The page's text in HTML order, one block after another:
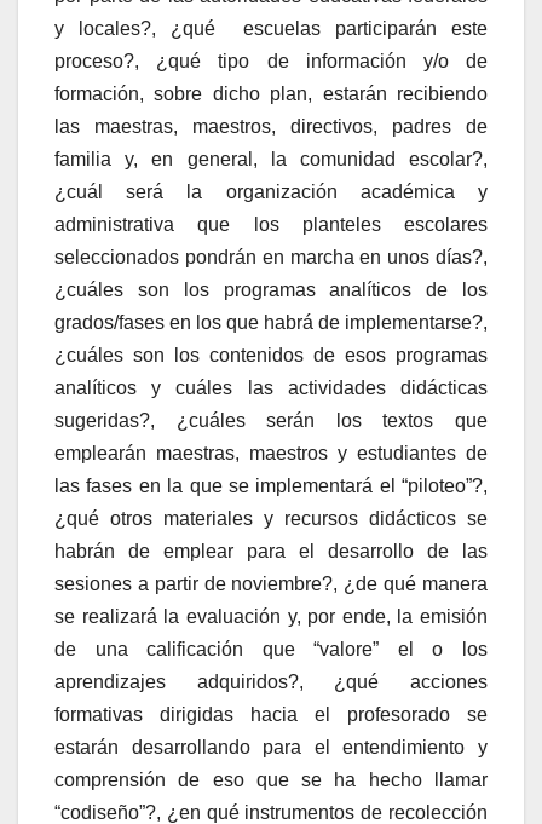
y locales?, ¿qué
escuelas participarán este
proceso?, ¿qué tipo de información y/o de
formación, sobre dicho plan, estarán recibiendo
las maestras, maestros, directivos, padres de
familia y, en general, la comunidad escolar?,
¿cuál será la organización académica y
administrativa que los planteles escolares
seleccionados pondrán en marcha en unos días?,
¿cuáles son los programas analíticos de los
grados/fases en los que habrá de implementarse?,
¿cuáles son los contenidos de esos programas
analíticos y cuáles las actividades didácticas
sugeridas?, ¿cuáles serán los textos que
emplearán maestras, maestros y estudiantes de
las fases en la que se implementará el “piloteo”?,
¿qué otros materiales y recursos didácticos se
habrán de emplear para el desarrollo de las
sesiones a partir de noviembre?, ¿de qué manera
se realizará la evaluación y, por ende, la emisión
de una calificación que “valore” el o los
aprendizajes adquiridos?, ¿qué acciones
formativas dirigidas hacia el profesorado se
estarán desarrollando para el entendimiento y
comprensión de eso que se ha hecho llamar
“codiseño”?, ¿en qué instrumentos de recolección